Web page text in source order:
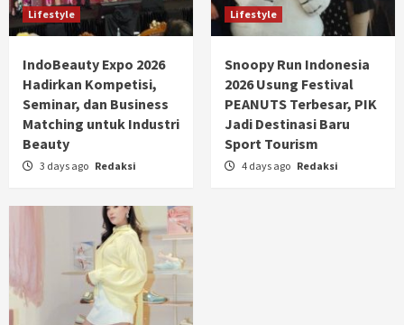
Lifestyle
IndoBeauty Expo 2026
Hadirkan Kompetisi,
Seminar, dan Business
Matching untuk Industri
Beauty
3 days ago Redaksi
Lifestyle
Snoopy Run Indonesia
2026 Usung Festival
PEANUTS Terbesar, PIK
Jadi Destinasi Baru
Sport Tourism
4 days ago Redaksi